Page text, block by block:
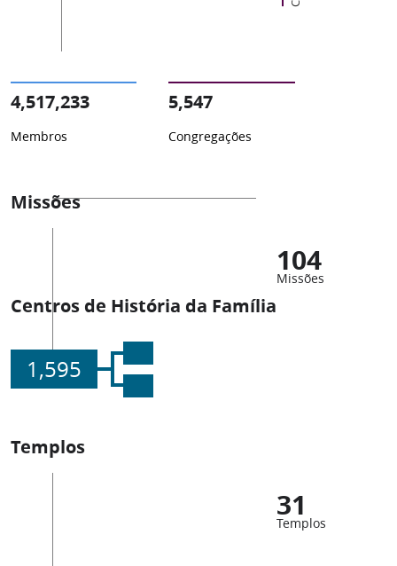
4,517,233
Membros
5,547
Congregações
Missões
104
Missões
Centros de História da Família
1,595
Templos
31
Templos